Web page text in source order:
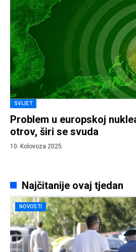
SVIJET
Problem u europskoj
otrov, širi se svuda
10. Kolovoza 2025.
Najčitanije ovaj tjedan
NOVOSTI